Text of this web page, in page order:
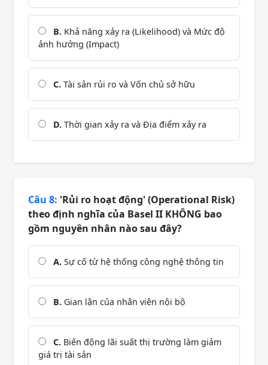
B. Khả năng xảy ra (Likelihood) và Mức độ
ảnh hưởng (Impact)
C. Tài sản rủi ro và Vốn chủ sở hữu
D. Thời gian xảy ra và Địa điểm xảy ra
Câu 8: 'Rủi ro hoạt động' (Operational Risk)
theo định nghĩa của Basel II KHÔNG bao
gồm nguyên nhân nào sau đây?
A. Sự cố từ hệ thống công nghệ thông tin
B. Gian lận của nhân viên nội bộ
C. Biến động lãi suất thị trường làm giảm
giá trị tài sản